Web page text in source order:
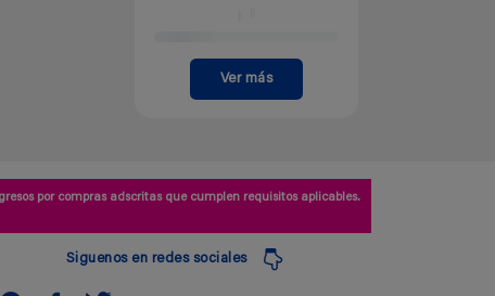
Ver más
por compras adscritas que cumplen requisitos aplicables.
Siguenos en redes sociales